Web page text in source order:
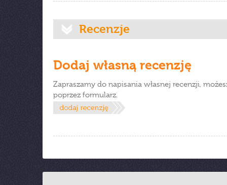
Recenzje
Dodaj własną recenzję
Zapraszamy do napisania własnej recenzji,
poprzez formularz.